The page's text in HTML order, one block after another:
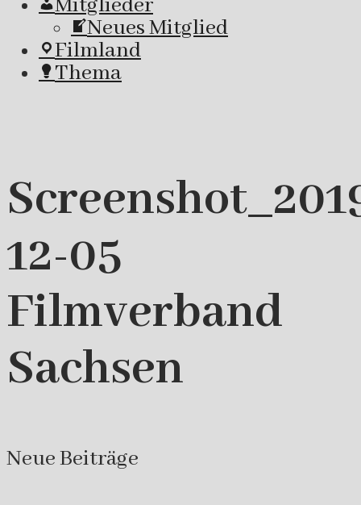
Mitglieder
Neues Mitglied
Filmland
Thema
12-05
Filmverband
Sachsen
Neue Beiträge